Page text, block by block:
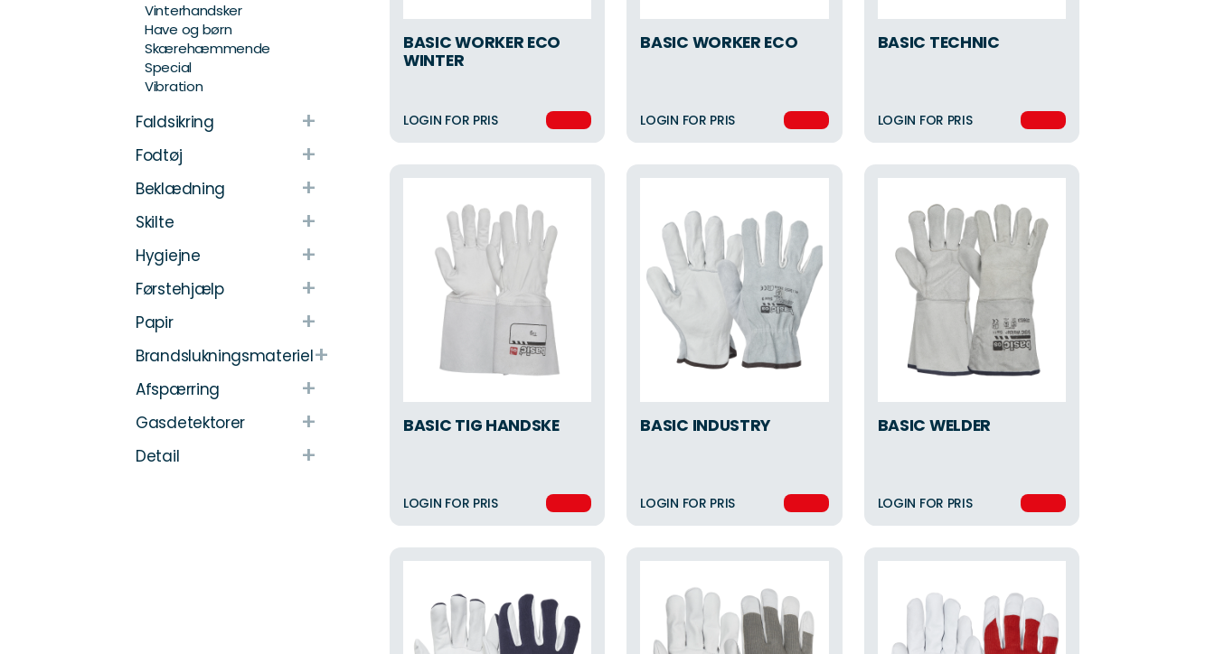
Vinterhandsker
Have og børn
Skærehæmmende
Special
Vibration
Faldsikring +
Fodtøj +
Beklædning +
Skilte +
Hygiejne +
Førstehjælp +
Papir +
Brandslukningsmateriel+
Afspærring +
Gasdetektorer +
Detail +
BASIC WORKER ECO
WINTER
LOGIN FOR PRIS
BASIC WORKER ECO
LOGIN FOR PRIS
BASIC TECHNIC
LOGIN FOR PRIS
BASIC TIG HANDSKE
LOGIN FOR PRIS
BASIC INDUSTRY
LOGIN FOR PRIS
BASIC WELDER
LOGIN FOR PRIS